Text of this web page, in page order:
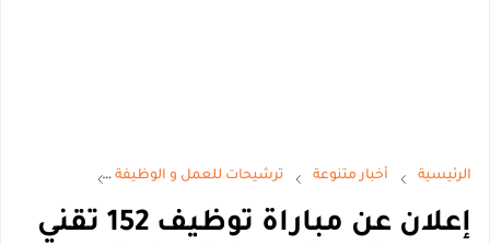
الرئيسية أخبار متنوعة ترشيحات للعمل و الوظيفة
إعلان عن مباراة توظيف 152 تقني